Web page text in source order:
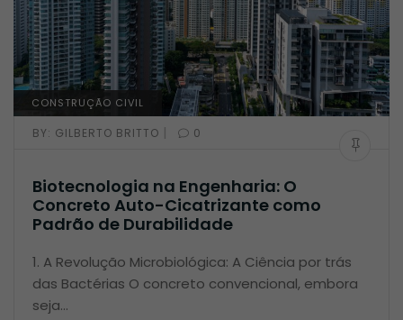
CONSTRUÇÃO CIVIL
BY: GILBERTO BRITTO | 0
Biotecnologia na Engenharia: O
Concreto Auto-Cicatrizante como
Padrão de Durabilidade
1. A Revolução Microbiológica: A Ciência por trás
das Bactérias O concreto convencional, embora
seja…